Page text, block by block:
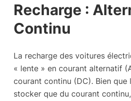
Recharge :
Continu
La recharge des voitures
« lente » en courant alternatif
courant continu (DC). Bien que
stocker que du courant